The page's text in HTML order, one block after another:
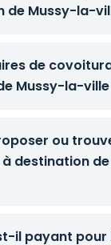
de Mussy-la-
de
Mussy-la-ville
ou
destination
il payant pour